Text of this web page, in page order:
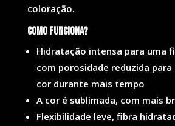
coloração.
Como funciona?
Hidratação intensa para uma
com porosidade reduzida
cor durante mais tempo
A cor é sublimada, com mais
Flexibilidade leve, fibra